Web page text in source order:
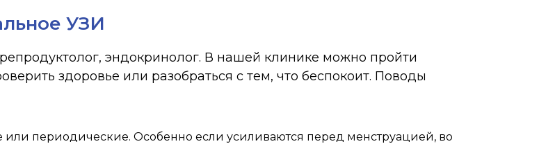
УЗИ
эндокринолог. В нашей клинике можно пройти
здоровье или разобраться с тем, что беспокоит. Поводы
периодические. Особенно если усиливаются перед менструацией, во